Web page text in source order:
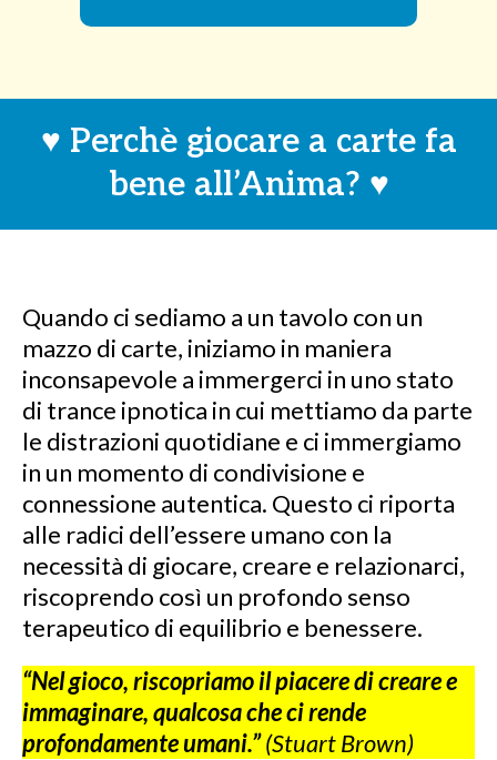
♥️ Perchè giocare a carte fa
bene all’Anima? ♥️
Quando ci sediamo a un tavolo con un
mazzo di carte, iniziamo in maniera
inconsapevole a immergerci in uno stato
di trance ipnotica in cui mettiamo da parte
le distrazioni quotidiane e ci immergiamo
in un momento di condivisione e
connessione autentica. Questo ci riporta
alle radici dell’essere umano con la
necessità di giocare, creare e relazionarci,
riscoprendo così un profondo senso
terapeutico di equilibrio e benessere.
“Nel gioco, riscopriamo il piacere di creare e
immaginare, qualcosa che ci rende
profondamente umani.”(Stuart Brown)